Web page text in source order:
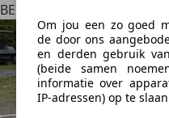
BE 1070
Om jou een zo goed
de door ons
en derden gebruik
(beide samen
informatie over
IP-adressen) op te